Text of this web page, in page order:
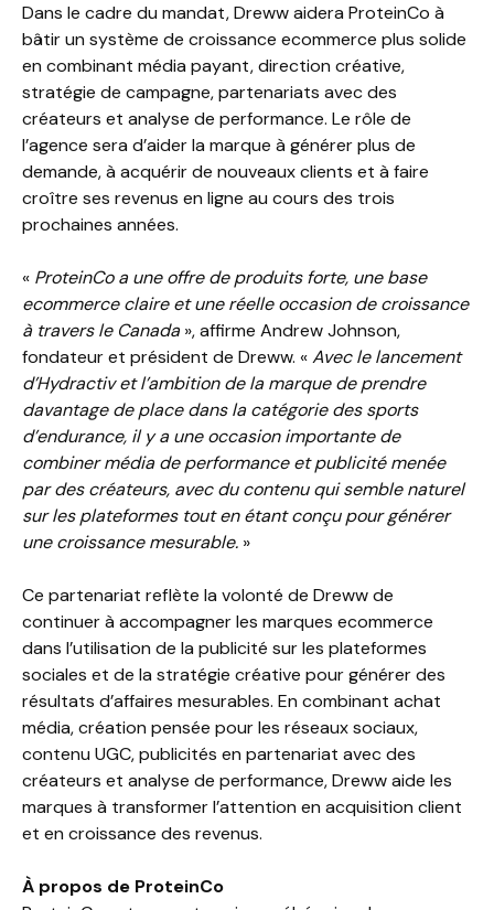
Dans le cadre du mandat, Dreww aidera ProteinCo à
bâtir un système de croissance ecommerce plus solide
en combinant média payant, direction créative,
stratégie de campagne, partenariats avec des
créateurs et analyse de performance. Le rôle de
l’agence sera d’aider la marque à générer plus de
demande, à acquérir de nouveaux clients et à faire
croître ses revenus en ligne au cours des trois
prochaines années.
« ProteinCo a une offre de produits forte, une base
ecommerce claire et une réelle occasion de croissance
à travers le Canada », affirme Andrew Johnson,
fondateur et président de Dreww. «Avec le lancement
d’Hydractiv et l’ambition de la marque de prendre
davantage de place dans la catégorie des sports
d’endurance, il y a une occasion importante de
combiner média de performance et publicité menée
par des créateurs, avec du contenu qui semble naturel
sur les plateformes tout en étant conçu pour générer
une croissance mesurable. »
Ce partenariat reflète la volonté de Dreww de
continuer à accompagner les marques ecommerce
dans l’utilisation de la publicité sur les plateformes
sociales et de la stratégie créative pour générer des
résultats d’affaires mesurables. En combinant achat
média, création pensée pour les réseaux sociaux,
contenu UGC, publicités en partenariat avec des
créateurs et analyse de performance, Dreww aide les
marques à transformer l’attention en acquisition client
et en croissance des revenus.
À propos de ProteinCo